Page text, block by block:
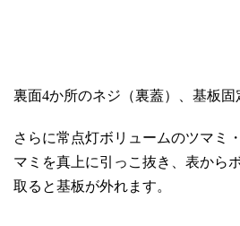
裏面4か所のネジ（裏蓋）、基板固
さらに常点灯ボリュームのツマミ
マミを真上に引っこ抜き、表から
取ると基板が外れます。